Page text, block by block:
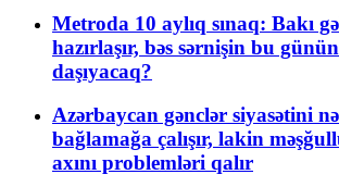
Metroda 10 aylıq sınaq: Bakı
hazırlaşır, bəs sərnişin bu
daşıyacaq?
Azərbaycan gənclər siyasətini
bağlamağa çalışır, lakin
axını problemləri qalır